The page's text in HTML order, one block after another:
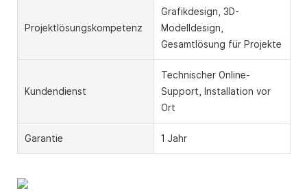
Projektlösungskompetenz
Grafikdesign, 3D-
Modelldesign,
Gesamtlösung für Projekte
Kundendienst
Technischer Online-
Support, Installation vor
Ort
Garantie 1 Jahr